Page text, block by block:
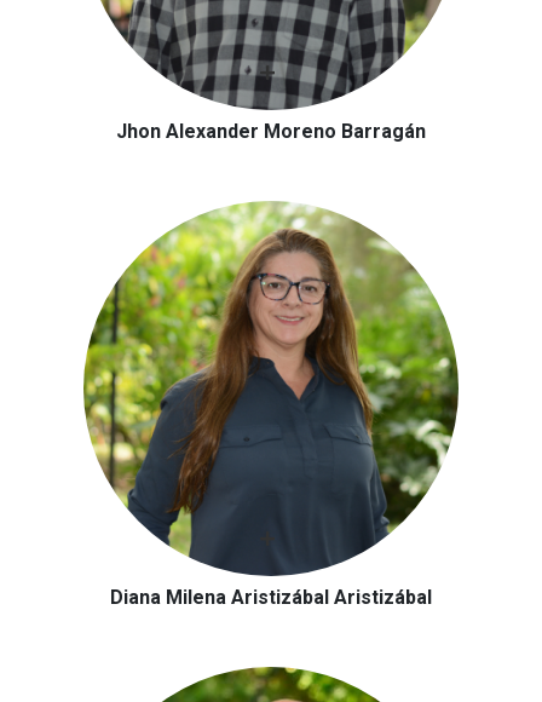
Jhon Alexander Moreno Barragán
Diana Milena Aristizábal Aristizábal